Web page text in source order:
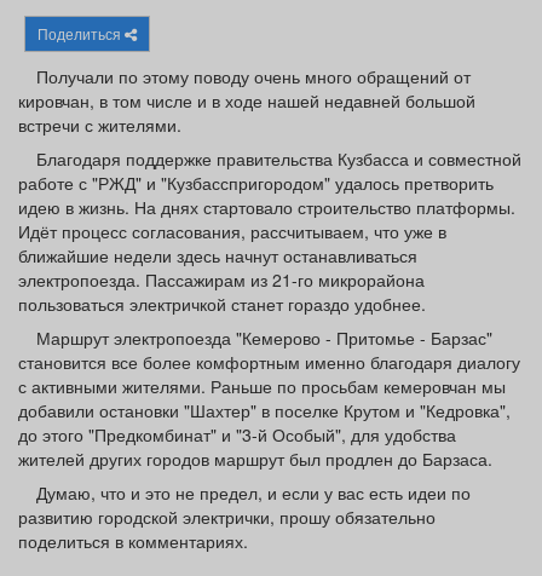
Афиша
ТВ программа Я - пенсионер
Поделиться
Получали по этому поводу очень много обращений от
кировчан, в том числе и в ходе нашей недавней большой
встречи с жителями.
Благодаря поддержке правительства Кузбасса и совместной
работе с "РЖД" и "Кузбасспригородом" удалось претворить
идею в жизнь. На днях стартовало строительство платформы.
Идёт процесс согласования, рассчитываем, что уже в
ближайшие недели здесь начнут останавливаться
электропоезда. Пассажирам из 21-го микрорайона
пользоваться электричкой станет гораздо удобнее.
Маршрут электропоезда "Кемерово - Притомье - Барзас"
становится все более комфортным именно благодаря диалогу
с активными жителями. Раньше по просьбам кемеровчан мы
добавили остановки "Шахтер" в поселке Крутом и "Кедровка",
до этого "Предкомбинат" и "3-й Особый", для удобства
жителей других городов маршрут был продлен до Барзаса.
Думаю, что и это не предел, и если у вас есть идеи по
развитию городской электрички, прошу обязательно
поделиться в комментариях.